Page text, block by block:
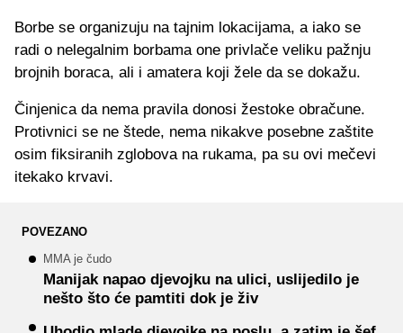
Borbe se organizuju na tajnim lokacijama, a iako se
radi o nelegalnim borbama one privlače veliku pažnju
brojnih boraca, ali i amatera koji žele da se dokažu.
Činjenica da nema pravila donosi žestoke obračune.
Protivnici se ne štede, nema nikakve posebne zaštite
osim fiksiranih zglobova na rukama, pa su ovi mečevi
itekako krvavi.
POVEZANO
MMA je čudo
Manijak napao djevojku na ulici, uslijedilo je
nešto što će pamtiti dok je živ